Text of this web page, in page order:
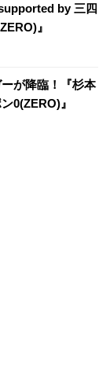
by 三四
』
が降臨！『杉本
0(ZERO)』